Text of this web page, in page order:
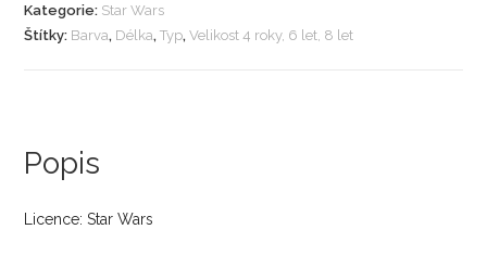
Kategorie: Star Wars
Štítky: Barva, Délka,Typ,Velikost 4 roky, 6 let, 8 let
Popis
Licence: Star Wars